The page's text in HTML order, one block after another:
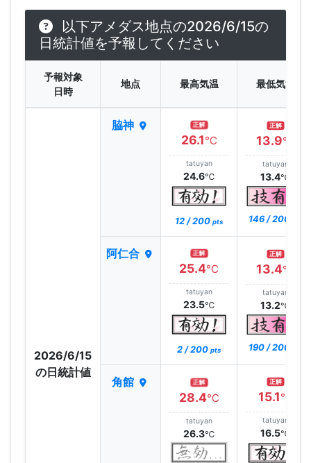
以下アメダス地点の2026/6/15の
日統計値を予報してください
予報対象
日時
地点 最高気温 最低気温
2026/6/15
の日統計値
脇神 正解
26.1℃
tatuyan
24.6℃
12 / 200 pts
正解
13.9℃
tatuyan
13.4℃
146 / 200
阿仁合 正解
25.4℃
tatuyan
23.5℃
2 / 200 pts
正解
13.4℃
tatuyan
13.2℃
190 / 200
角館 正解
28.4℃
tatuyan
26.3℃
正解
15.1℃
tatuyan
16.5℃